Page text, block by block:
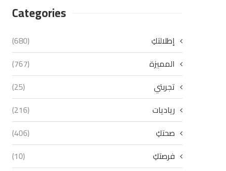
Categories
إطلالتكِ
(680)
المميزة
(767)
تجربتي
(25)
رياديات
(216)
صحتكِ
(406)
فرصتكِ
(10)